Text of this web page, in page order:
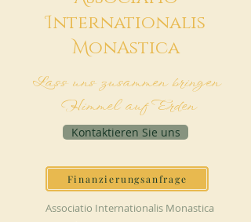
Internationalis
MonAstica
Lass uns zusammen bringen
Himmel auf Erden
Kontaktieren Sie uns
Finanzierungsanfrage
Associatio Internationalis Monastica